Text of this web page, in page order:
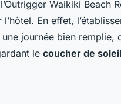
Waikiki Beach
En effet,
une journée bien
le coucher de soleil